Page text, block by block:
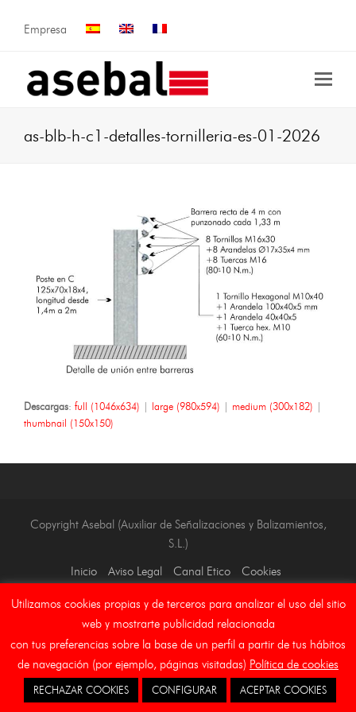
Empresa
as-blb-h-c1-detalles-tornilleria-es-01-2026
Descargas: full (1046x634) | large (980x594) | medium (300x182) |
thumbnail (150x150)
Copyright Asebal (Auxiliar de Señalizaciones y Balizamientos,
S.L.)
Inicio
Aviso Legal Canal Etico Cookies
Utilizamos cookies propias y de terceros para analizar el uso del sitio
web y mostrarte publicidad relacionada
con tus preferencias sobre la base de un perfil a partir de tus hábitos
de navegación (por ejemplo, páginas visitadas) Política de cookies
RECHAZAR COOKIES CONFIGURAR ACEPTAR COOKIES